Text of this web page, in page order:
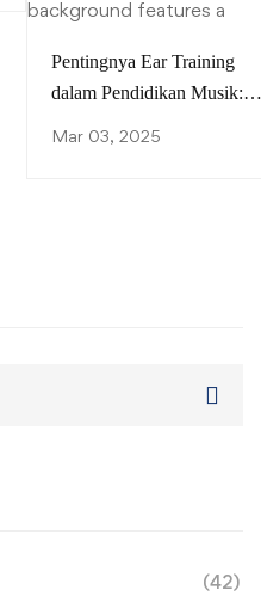
Pentingnya Ear Training
dalam Pendidikan Musik:
Mar 03, 2025
(42)